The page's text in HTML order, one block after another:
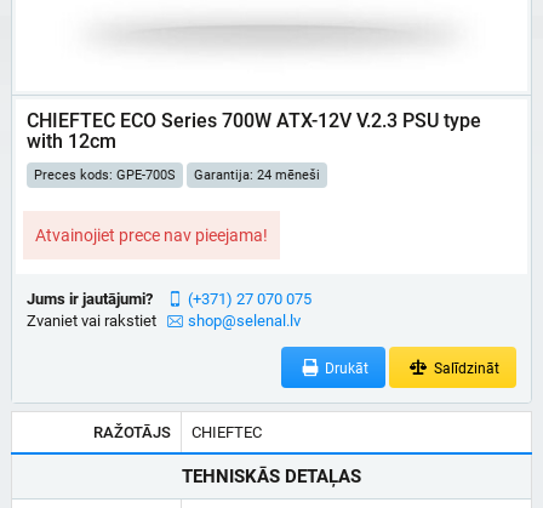
CHIEFTEC ECO Series 700W ATX-12V V.2.3 PSU type
with 12cm
Preces kods: GPE-700S Garantija: 24 mēneši
Atvainojiet prece nav pieejama!
Jums ir jautājumi?
Zvaniet vai rakstiet
(+371) 27 070 075
shop@selenal.lv
Drukāt Salīdzināt
RAŽOTĀJS CHIEFTEC
TEHNISKĀS DETAĻAS